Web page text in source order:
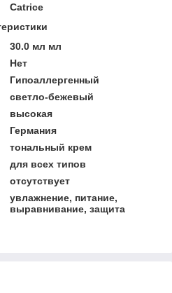
Catrice
30.0 мл мл
Нет
Гипоаллергенный
светло-бежевый
высокая
Германия
тональный крем
для всех типов
отсутствует
увлажнение, питание,
выравнивание, защита